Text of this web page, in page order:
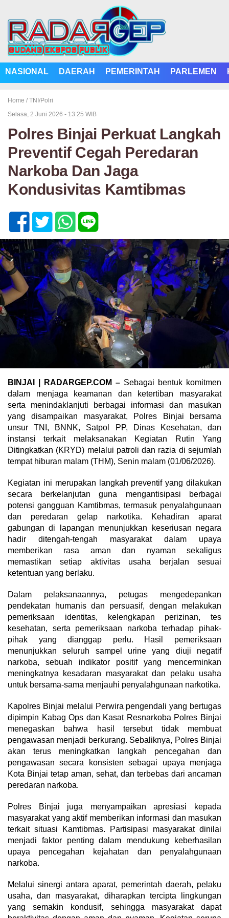
NASIONAL DAERAH PEMERINTAH PARLEMEN
Home / TNI/Polri
Selasa, 2 Juni 2026 - 13:25 WIB
Polres Binjai Perkuat Langkah
Preventif Cegah Peredaran
Narkoba Dan Jaga
Kondusivitas Kamtibmas
BINJAI | RADARGEP.COM – Sebagai bentuk komitmen
dalam menjaga keamanan dan ketertiban masyarakat
serta menindaklanjuti berbagai informasi dan masukan
yang disampaikan masyarakat, Polres Binjai bersama
unsur TNI, BNNK, Satpol PP, Dinas Kesehatan, dan
instansi terkait melaksanakan Kegiatan Rutin Yang
Ditingkatkan (KRYD) melalui patroli dan razia di sejumlah
tempat hiburan malam (THM), Senin malam (01/06/2026).
Kegiatan ini merupakan langkah preventif yang dilakukan
secara berkelanjutan guna mengantisipasi berbagai
potensi gangguan Kamtibmas, termasuk penyalahgunaan
dan peredaran gelap narkotika. Kehadiran aparat
gabungan di lapangan menunjukkan keseriusan negara
hadir ditengah-tengah masyarakat dalam upaya
memberikan rasa aman dan nyaman sekaligus
memastikan setiap aktivitas usaha berjalan sesuai
ketentuan yang berlaku.
Dalam pelaksanaannya, petugas mengedepankan
pendekatan humanis dan persuasif, dengan melakukan
pemeriksaan identitas, kelengkapan perizinan, tes
kesehatan, serta pemeriksaan narkoba terhadap pihak-
pihak yang dianggap perlu. Hasil pemeriksaan
menunjukkan seluruh sampel urine yang diuji negatif
narkoba, sebuah indikator positif yang mencerminkan
meningkatnya kesadaran masyarakat dan pelaku usaha
untuk bersama-sama menjauhi penyalahgunaan narkotika.
Kapolres Binjai melalui Perwira pengendali yang bertugas
dipimpin Kabag Ops dan Kasat Resnarkoba Polres Binjai
menegaskan bahwa hasil tersebut tidak membuat
pengawasan menjadi berkurang. Sebaliknya, Polres Binjai
akan terus meningkatkan langkah pencegahan dan
pengawasan secara konsisten sebagai upaya menjaga
Kota Binjai tetap aman, sehat, dan terbebas dari ancaman
peredaran narkoba.
Polres Binjai juga menyampaikan apresiasi kepada
masyarakat yang aktif memberikan informasi dan masukan
terkait situasi Kamtibmas. Partisipasi masyarakat dinilai
menjadi faktor penting dalam mendukung keberhasilan
upaya pencegahan kejahatan dan penyalahgunaan
narkoba.
Melalui sinergi antara aparat, pemerintah daerah, pelaku
usaha, dan masyarakat, diharapkan tercipta lingkungan
yang semakin kondusif, sehingga masyarakat dapat